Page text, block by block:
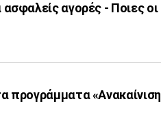
αγορές - Ποιες οι
προγράμματα «Ανακαίνιση